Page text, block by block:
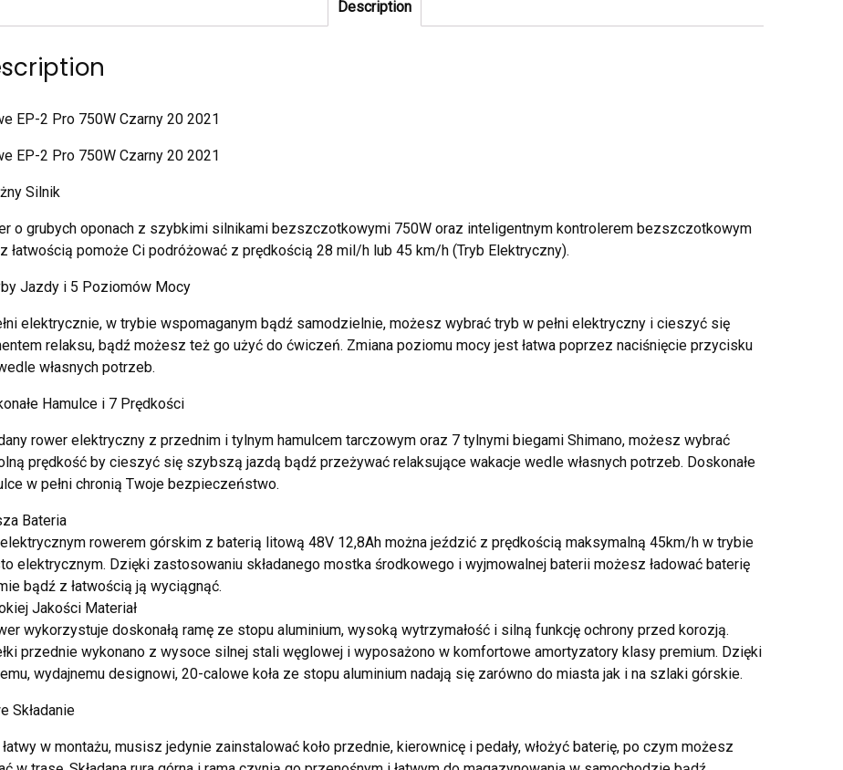
Description
EP-2 Pro 750W Czarny 20 2021
EP-2 Pro 750W Czarny 20 2021
Silnik
o grubych oponach z szybkimi silnikami bezszczotkowymi 750W oraz inteligentnym kontrolerem bezszczotkowym
łatwością pomoże Ci podróżować z prędkością 28 mil/h lub 45 km/h (Tryb Elektryczny).
Jazdy i 5 Poziomów Mocy
elektrycznie, w trybie wspomaganym bądź samodzielnie, możesz wybrać tryb w pełni elektryczny i cieszyć się
relaksu, bądź możesz też go użyć do ćwiczeń. Zmiana poziomu mocy jest łatwa poprzez naciśnięcie przycisku
własnych potrzeb.
Hamulce i 7 Prędkości
rower elektryczny z przednim i tylnym hamulcem tarczowym oraz 7 tylnymi biegami Shimano, możesz wybrać
prędkość by cieszyć się szybszą jazdą bądź przeżywać relaksujące wakacje wedle własnych potrzeb. Doskonałe
w pełni chronią Twoje bezpieczeństwo.
Bateria
rowerem górskim z baterią litową 48V 12,8Ah można jeździć z prędkością maksymalną 45km/h w trybie
elektrycznym. Dzięki zastosowaniu składanego mostka środkowego i wyjmowalnej baterii możesz ładować baterię
bądź z łatwością ją wyciągnąć.
Jakości Materiał
wykorzystuje doskonałą ramę ze stopu aluminium, wysoką wytrzymałość i silną funkcję ochrony przed korozją.
przednie wykonano z wysoce silnej stali węglowej i wyposażono w komfortowe amortyzatory klasy premium. Dzięki
wydajnemu designowi, 20-calowe koła ze stopu aluminium nadają się zarówno do miasta jak i na szlaki górskie.
Składanie
w montażu, musisz jedynie zainstalować koło przednie, kierownicę i pedały, włożyć baterię, po czym możesz